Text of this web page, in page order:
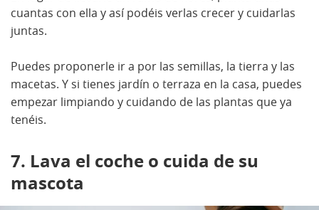
cuantas con ella y así podéis verlas crecer y cuidarlas
juntas.
Puedes proponerle ir a por las semillas, la tierra y las
macetas. Y si tienes jardín o terraza en la casa, puedes
empezar limpiando y cuidando de las plantas que ya
tenéis.
7. Lava el coche o cuida de su
mascota